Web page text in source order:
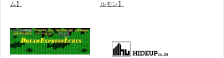
ム】
ルモン】